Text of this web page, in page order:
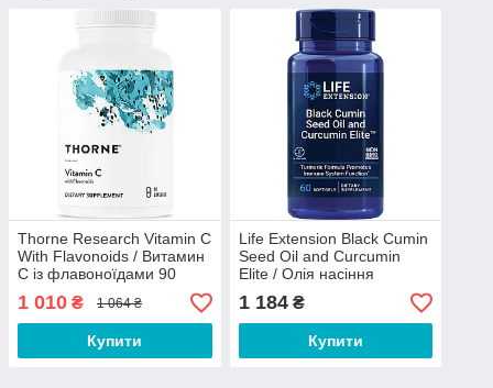
Thorne Research Vitamin C
With Flavonoids / Витамин
С із флавоноїдами 90
капсул Термін 01/2027
1 010 ₴ 1 064 ₴
Купити
Life Extension Black Cumin
Seed Oil and Curcumin
Elite / Олія насіння
чорного кмину та куркумін
60 капсул
1 184₴
Купити